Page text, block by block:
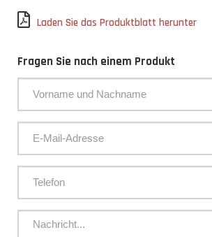
Laden Sie das Produktblatt herunter
Fragen Sie nach einem Produkt